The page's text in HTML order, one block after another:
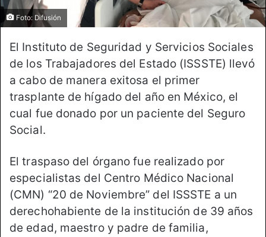
Foto: Difusión
El Instituto de Seguridad y Servicios Sociales
de los Trabajadores del Estado (ISSSTE) llevó
a cabo de manera exitosa el primer
trasplante de hígado del año en México, el
cual fue donado por un paciente del Seguro
Social.
El traspaso del órgano fue realizado por
especialistas del Centro Médico Nacional
(CMN) “20 de Noviembre” del ISSSTE a un
derechohabiente de la institución de 39 años
de edad, maestro y padre de familia,